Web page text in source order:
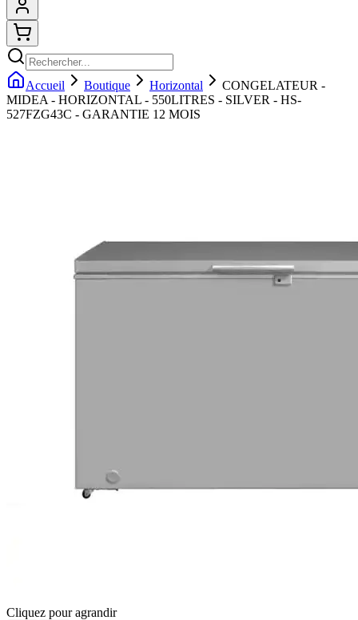
Accueil Boutique Horizontal
CONGELATEUR -
MIDEA - HORIZONTAL - 550LITRES - SILVER - HS-
527FZG43C - GARANTIE 12 MOIS
Cliquez pour agrandir